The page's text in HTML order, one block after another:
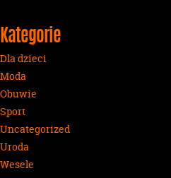
Kategorie
Dla dzieci
Moda
Obuwie
Sport
Uncategorized
Uroda
Wesele